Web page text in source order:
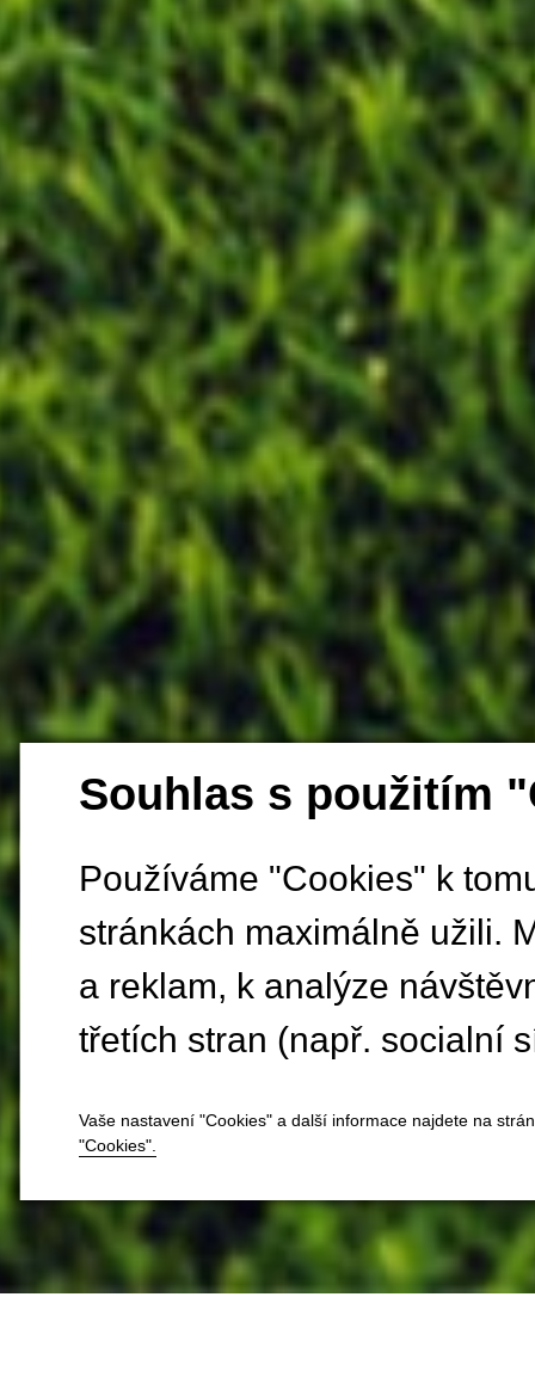
Souhlas s použitím
Používáme "Cookies" k
stránkách maximálně užili.
a reklam, k analýze
třetích stran (např. socialní
Vaše nastavení "Cookies" a další informace najdete na
"Cookies".